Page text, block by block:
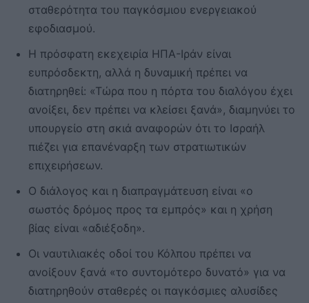
σταθερότητα του παγκόσμιου ενεργειακού
εφοδιασμού.
Η πρόσφατη εκεχειρία ΗΠΑ-Ιράν είναι
ευπρόσδεκτη, αλλά η δυναμική πρέπει να
διατηρηθεί: «Τώρα που η πόρτα του διαλόγου έχει
ανοίξει, δεν πρέπει να κλείσει ξανά», διαμηνύει το
υπουργείο στη σκιά αναφορών ότι το Ισραήλ
πιέζει για επανέναρξη των στρατιωτικών
επιχειρήσεων.
Ο διάλογος και η διαπραγμάτευση είναι «ο
σωστός δρόμος προς τα εμπρός» και η χρήση
βίας είναι «αδιέξοδη».
Οι ναυτιλιακές οδοί του Κόλπου πρέπει να
ανοίξουν ξανά «το συντομότερο δυνατό» για να
διατηρηθούν σταθερές οι παγκόσμιες αλυσίδες